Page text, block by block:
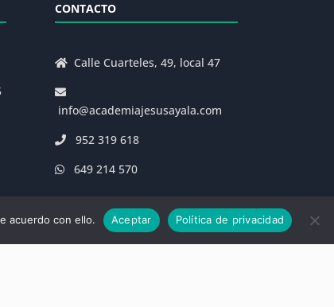
CONTACTO
Calle Cuarteles, 49, local 47
info@academiajesusayala.com
952 319 618
649 214 570
acuerdo con ello. Aceptar Política de privacidad